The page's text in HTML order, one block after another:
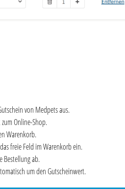
von Medpets aus.
Online-Shop.
Warenkorb.
freie Feld im Warenkorb ein.
Bestellung ab.
um den Gutscheinwert.